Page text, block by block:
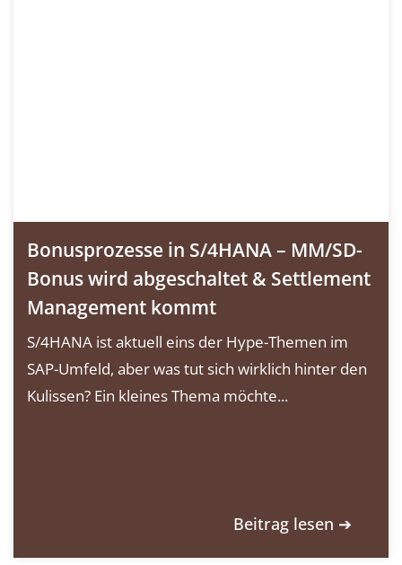
Bonusprozesse in S/4HANA – MM/SD-
Bonus wird abgeschaltet & Settlement
Management kommt
S/4HANA ist aktuell eins der Hype-Themen im
SAP-Umfeld, aber was tut sich wirklich hinter den
Kulissen? Ein kleines Thema möchte...
Beitrag lesen ➔